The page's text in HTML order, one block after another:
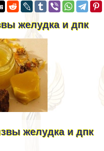
желудка и дпк
желудка и дпк